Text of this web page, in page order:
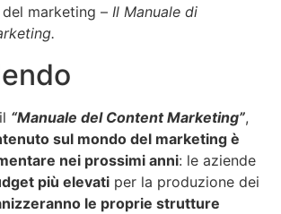
marketing – Il Manuale di
“Manuale del Content Marketing”,
sul mondo del marketing è
nei prossimi anni: le aziende
più elevati per la produzione dei
le proprie strutture